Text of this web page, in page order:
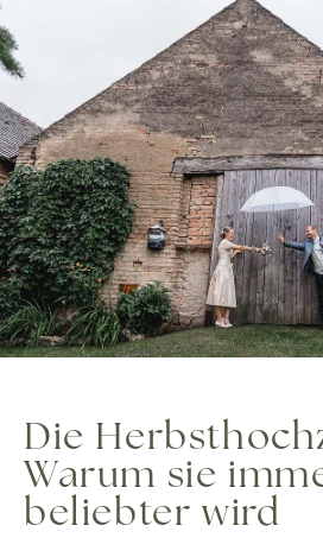
Zum
springen
Die
Warum sie
beliebter wird